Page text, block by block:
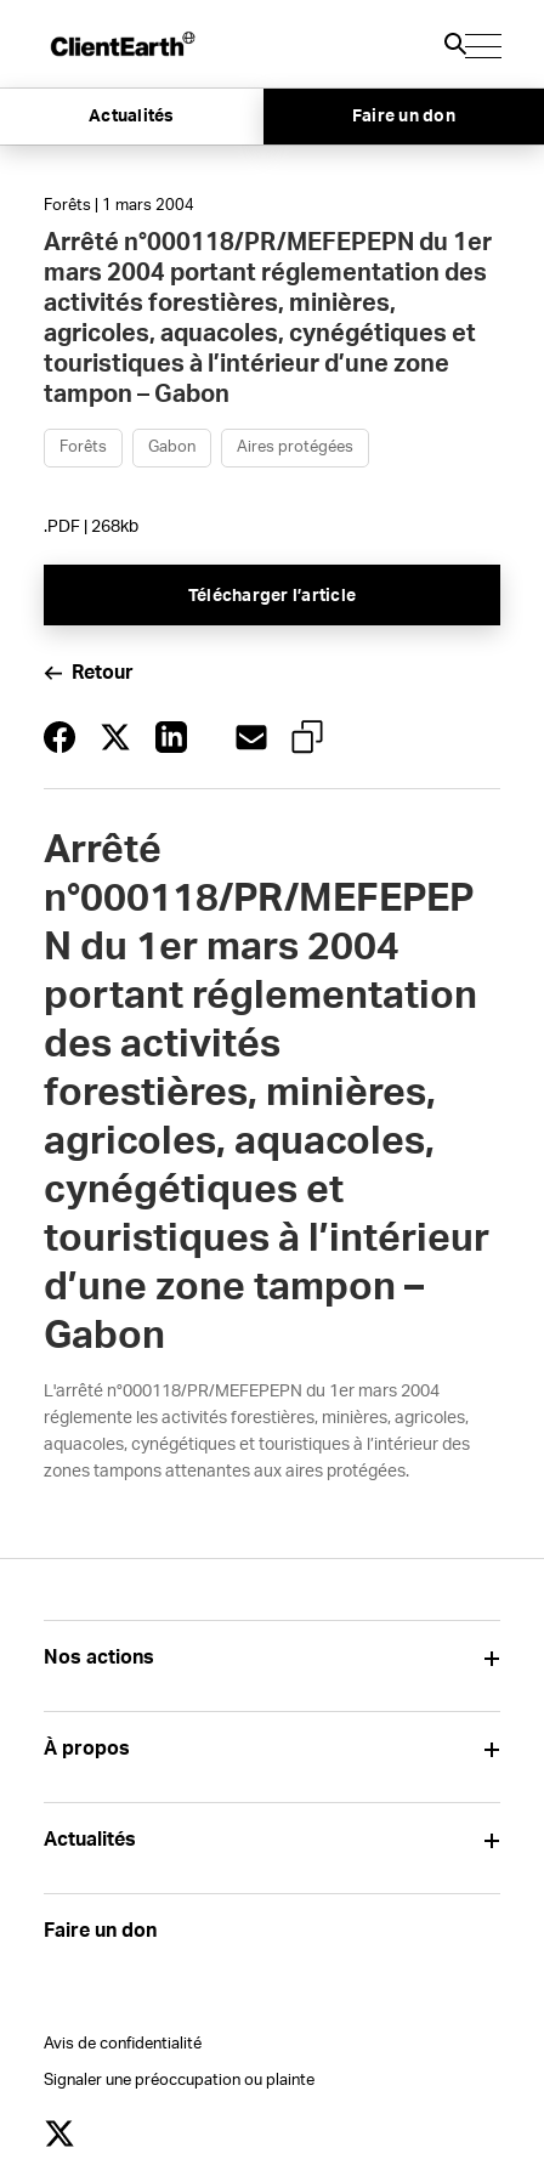
Actualités Faire un don
Forêts | 1 mars 2004
Arrêté n°000118/PR/MEFEPEPN du 1er
mars 2004 portant réglementation des
activités forestières, minières,
agricoles, aquacoles, cynégétiques et
touristiques à l’intérieur d’une zone
tampon – Gabon
Forêts Gabon Aires protégées
.PDF | 268kb
Télécharger l’article
Retour
Arrêté
n°000118/PR/MEFEPEP
N du 1er mars 2004
portant réglementation
des activités
forestières, minières,
agricoles, aquacoles,
cynégétiques et
touristiques à l’intérieur
d’une zone tampon –
Gabon
L'arrêté n°000118/PR/MEFEPEPN du 1er mars 2004
réglemente les activités forestières, minières, agricoles,
aquacoles, cynégétiques et touristiques à l’intérieur des
zones tampons attenantes aux aires protégées.
Nos actions
À propos
Actualités
Faire un don
Avis de confidentialité
Signaler une préoccupation ou plainte